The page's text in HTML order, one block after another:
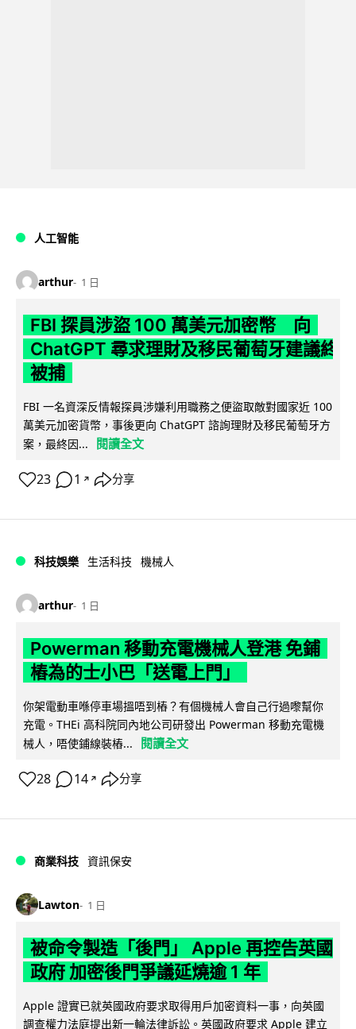
人工智能
arthur 1 日
FBI 探員涉盜 100 萬美元加密幣 向
ChatGPT 尋求理財及移民葡萄牙建議終
被捕
FBI 一名資深反情報探員涉嫌利用職務之便盜取敵對國家近 100
萬美元加密貨幣，事後更向 ChatGPT 諮詢理財及移民葡萄牙方
案，最終因...
閱讀全文
23 1 ↗ 分享
科技娛樂 生活科技 機械人
arthur 1 日
Powerman 移動充電機械人登港 免鋪
樁為的士小巴「送電上門」
你架電動車喺停車場搵唔到樁？有個機械人會自己行過嚟幫你
充電。THEi 高科院同內地公司研發出 Powerman 移動充電機
械人，唔使鋪線裝樁...
閱讀全文
28 14 ↗ 分享
商業科技 資訊保安
Lawton 1 日
被命令製造「後門」 Apple 再控告英國
政府 加密後門爭議延燒逾 1 年
Apple 證實已就英國政府要求取得用戶加密資料一事，向英國
調查權力法庭提出新一輪法律訴訟。英國政府要求 Apple 建立